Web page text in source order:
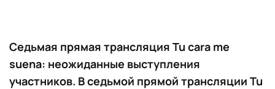
Седьмая прямая трансляция Tu cara me
suena: неожиданные выступления
участников. В седьмой прямой трансляции Tu